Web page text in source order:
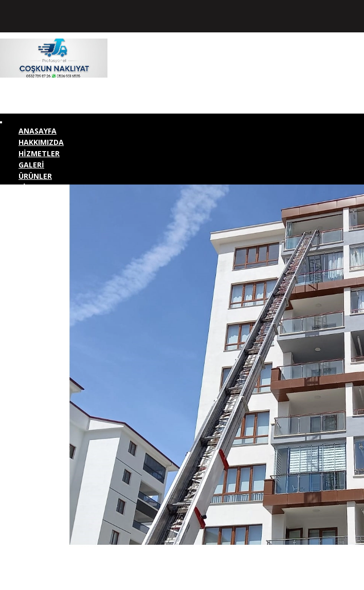
ANASAYFA
HAKKIMIZDA
HİZMETLER
GALERİ
ÜRÜNLER
BİZE ULAŞIN